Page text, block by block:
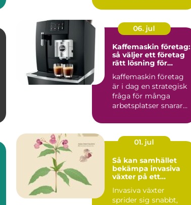
på knän...
06. jul
Kaffemaskin företag:
så väljer ett företag
rätt lösning för
kaffemaskin företag
är i dag en strategisk
fråga för många
arbetsplatser snarare
01. jul
Så kan samhället
bekämpa invasiva
växter på ett
Invasiva växter
sprider sig snabbt,